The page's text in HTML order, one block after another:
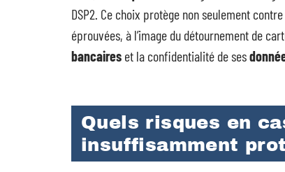
DSP2. Ce choix protège non seulement
éprouvées, à l’image du détournement de
bancaires et la confidentialité de ses
Quels risques en
insuffisamment